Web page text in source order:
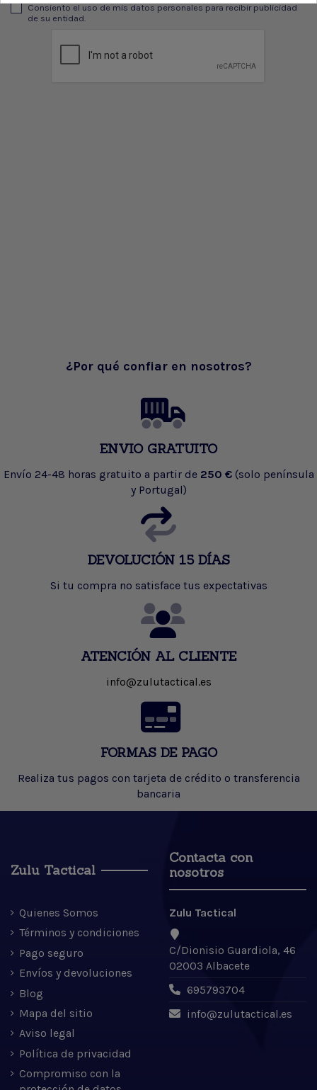
Consiento el uso de mis datos personales para recibir publicidad
de su entidad.
¿Por qué confiar en nosotros?
ENVIO GRATUITO
Envío 24-48 horas gratuito a partir de 250 € (solo península
y Portugal)
DEVOLUCIÓN 15 DÍAS
Si tu compra no satisface tus expectativas
ATENCIÓN AL CLIENTE
info@zulutactical.es
FORMAS DE PAGO
Realiza tus pagos con tarjeta de crédito o transferencia
bancaria
Zulu Tactical
Quienes Somos
Términos y condiciones
Pago seguro
Envíos y devoluciones
Blog
Mapa del sitio
Aviso legal
Política de privacidad
Compromiso con la
Contacta con
nosotros
Zulu Tactical
C/Dionisio Guardiola, 46
02003 Albacete
695793704
info@zulutactical.es